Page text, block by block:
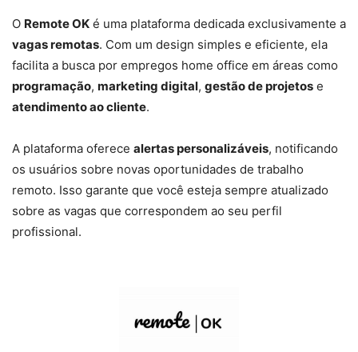
O Remote OK é uma plataforma dedicada exclusivamente a
vagas remotas. Com um design simples e eficiente, ela
facilita a busca por empregos home office em áreas como
programação, marketing digital, gestão de projetos e
atendimento ao cliente.
A plataforma oferece alertas personalizáveis, notificando
os usuários sobre novas oportunidades de trabalho
remoto. Isso garante que você esteja sempre atualizado
sobre as vagas que correspondem ao seu perfil
profissional.